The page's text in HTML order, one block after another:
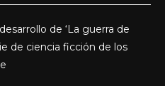
de ‘La guerra de
de ciencia ficción de los